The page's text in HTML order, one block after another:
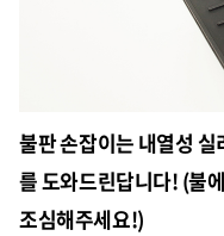
불판 손잡이는 내열성
를 도와드린답니다! (불
조심해주세요!)